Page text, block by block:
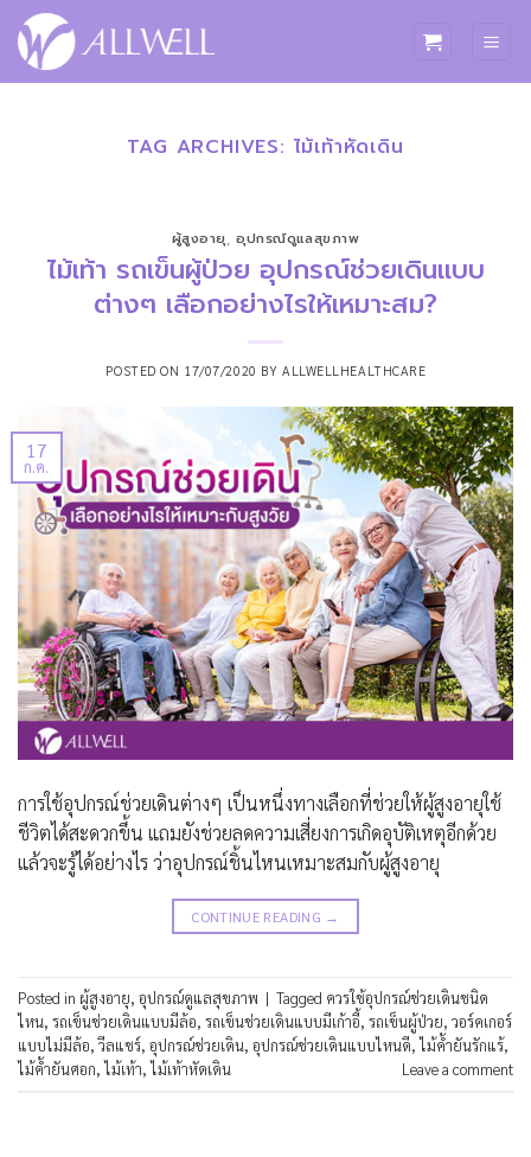
ข้าม
ไป
TAG ARCHIVES: ไม้เท้าหัดเดิน
ผู้สูงอายุ,อุปกรณ์ดูแลสุขภาพ
ไม้เท้า รถเข็นผู้ป่วย อุปกรณ์ช่วยเดินแบบ
ต่างๆ เลือกอย่างไรให้เหมาะสม?
POSTED ON 17/07/2020 BY ALLWELLHEALTHCARE
17
ก.ค.
การใช้อุปกรณ์ช่วยเดินต่างๆ เป็นหนึ่งทางเลือกที่ช่วยให้ผู้สูงอายุใช้
ชีวิตได้สะดวกขึ้น แถมยังช่วยลดความเสี่ยงการเกิดอุบัติเหตุอีกด้วย
แล้วจะรู้ได้อย่างไร ว่าอุปกรณ์ชิ้นไหนเหมาะสมกับผู้สูงอายุ
CONTINUE READING →
Posted in ผู้สูงอายุ, อุปกรณ์ดูแลสุขภาพ | Tagged ควรใช้อุปกรณ์ช่วยเดินชนิด
ไหน, รถเข็นช่วยเดินแบบมีล้อ, รถเข็นช่วยเดินแบบมีเก้าอี้, รถเข็นผู้ป่วย, วอร์คเกอร์
แบบไม่มีล้อ,วีลแชร์, อุปกรณ์ช่วยเดิน, อุปกรณ์ช่วยเดินแบบไหนดี, ไม้ค้ำยันรักแร้,
ไม้ค้ำยันศอก, ไม้เท้า, ไม้เท้าหัดเดิน Leave a comment